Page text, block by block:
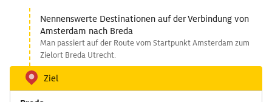
Nennenswerte Destinationen auf der Verbindung von
Amsterdam nach Breda
Man passiert auf der Route vom Startpunkt Amsterdam zum
Zielort Breda Utrecht.
Ziel